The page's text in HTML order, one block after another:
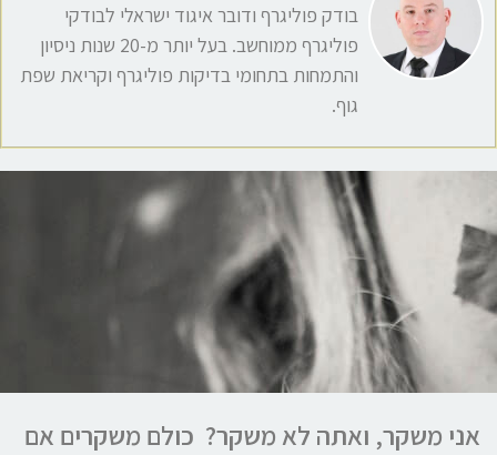
בודק פוליגרף ודובר איגוד ישראלי לבודקי
פוליגרף ממוחשב. בעל יותר מ-20 שנות ניסיון
והתמחות בתחומי בדיקות פוליגרף וקריאת שפת
גוף.
אני משקר, ואתה לא משקר? כולם משקרים אם